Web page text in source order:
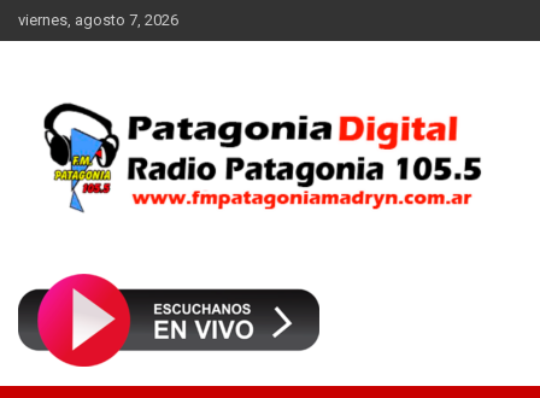
Saltar
al
viernes, agosto 7, 2026
FM Patagonia Madryn